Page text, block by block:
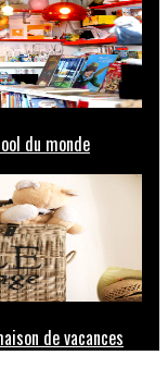
du monde
de vacances